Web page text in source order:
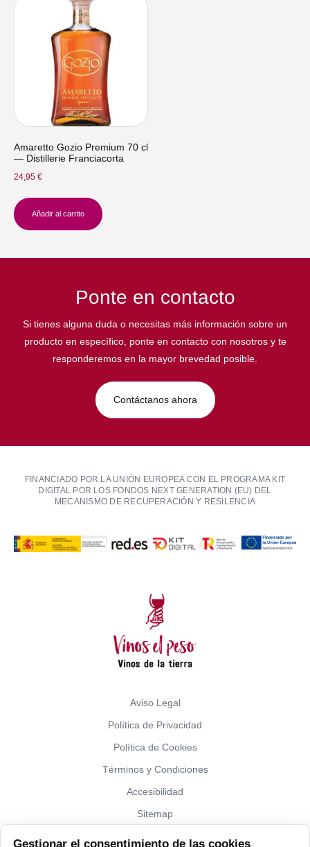
Amaretto Gozio Premium 70 cl
— Distillerie Franciacorta
24,95 €
Añadir al carrito
Ponte en contacto
Si tienes alguna duda o necesitas más información sobre un
producto en específico, ponte en contacto con nosotros y te
responderemos en la mayor brevedad posible.
Contáctanos ahora
FINANCIADO POR LA UNIÓN EUROPEA CON EL PROGRAMA KIT
DIGITAL POR LOS FONDOS NEXT GENERATION (EU) DEL
MECANISMO DE RECUPERACIÓN Y RESILENCIA
Aviso Legal
Política de Privacidad
Política de Cookies
Términos y Condiciones
Accesibilidad
Sitemap
Gestionar el consentimiento de las cookies